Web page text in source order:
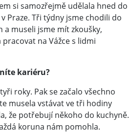
si samozřejmě udělala hned do
Praze. Tři týdny jsme chodili do
a museli jsme mít zkoušky,
na Vážce s lidmi
kariéru?
roky. Pak se začalo všechno
musela vstávat ve tři hodiny
že potřebují někoho do kuchyně.
koruna nám pomohla.